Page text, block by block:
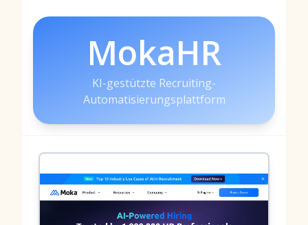
MokaHR
KI-gestützte Recruiting-
Automatisierungsplattform